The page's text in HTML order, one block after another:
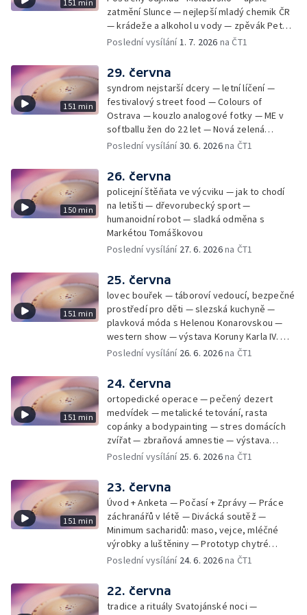
151 min
zatmění Slunce — nejlepší mladý chemik ČR
— krádeže a alkohol u vody — zpěvák Peter
Cmorik
Poslední vysílání1. 7. 2026 na ČT1
151 min
29. června
syndrom nejstarší dcery — letní líčení —
festivalový street food — Colours of
Ostrava — kouzlo analogové fotky — ME v
softballu žen do 22 let — Nová zelená
úsporám — Global Teacher Prize Czech
Poslední vysílání30. 6. 2026na ČT1
150 min
26. června
policejní štěňata ve výcviku — jak to chodí
na letišti — dřevorubecký sport —
humanoidní robot — sladká odměna s
Markétou Tomáškovou
Poslední vysílání 27. 6. 2026na ČT1
151 min
25. června
lovec bouřek — táboroví vedoucí, bezpečné
prostředí pro děti — slezská kuchyně —
plavková móda s Helenou Konarovskou —
western show — výstava Koruny Karla IV. —
mladý lezecký fenomén Josef Šindel
Poslední vysílání 26. 6. 2026na ČT1
151 min
24. června
ortopedické operace — pečený dezert
medvídek — metalické tetování, rasta
copánky a bodypainting — stres domácích
zvířat — zbraňová amnestie — výstava
mikrofotografií rostlin — fenomenální
Poslední vysílání 25. 6. 2026na ČT1
151 min
23. června
Úvod + Anketa — Počasí + Zprávy — Práce
záchranářů v létě — Divácká soutěž —
Minimum sacharidů: maso, vejce, mléčné
výrobky a luštěniny — Prototyp chytré
vložky do bot pro běžce — Anketa +
záchranářů v létě — Divácká soutěž —
Minimum sacharidů: maso, vejce, mléčné
výrobky a luštěniny — Jak se udržet v
Poslední vysílání 24. 6. 2026na ČT1
22. června
tradice a rituály Svatojánské noci —